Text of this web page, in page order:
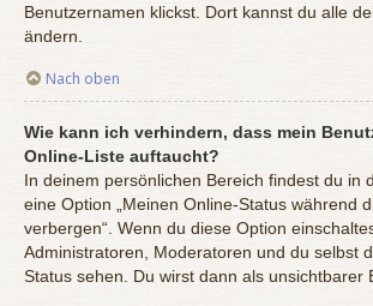
Benutzernamen klickst. Dort kannst du alle
ändern.
Nach oben
Wie kann ich verhindern, dass mein
Online-Liste auftaucht?
In deinem persönlichen Bereich findest du in
eine Option „Meinen Online-Status während
verbergen“. Wenn du diese Option
Administratoren, Moderatoren und du selbst
Status sehen. Du wirst dann als unsichtbarer